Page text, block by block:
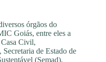
órgãos do
Goiás, entre eles a
Civil,
de Estado de
(Semad),